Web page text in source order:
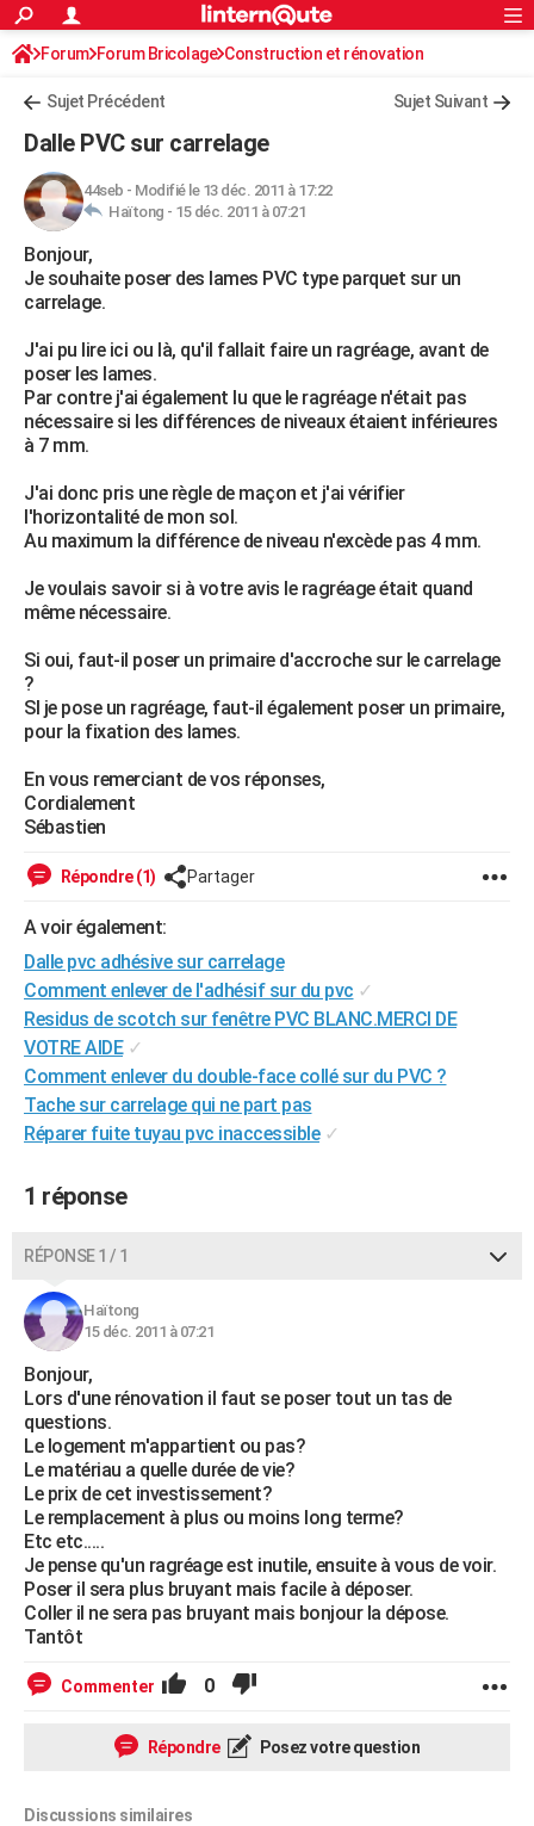
ACTUALITÉS
Politique
Société
Faits Divers
Education
Monde
Villes
+
FINANCE
Retraite
Impôts
Epargne
Immobilier
Risques naturels par ville
Banque
Assurance
Crédit
AUTO
Essais
Réserver un essai
Citadines
Berlines
SUV
Forum auto
+HIGH-TECH
Mobiles
Meilleur smartphone
Internet
Ordinateurs
Jeux vidéo
Guide high-tech
+
Forum
Aménagement intérieur
Extérieur
Cuisine
Salle de bains
Jardinage
Rangement
WEEK-END
Guides de France
Escapades
Patrimoine
Expositions
Musées
Week-end nature
LIFESTYLE
Alimentation
Guide de la santé
Maladies
Médicaments
Sommeil
VOYAGE
GUIDES D'ACHAT
BONS PLANS
CARTE DE VOEUX
Dictionnaire
Biographies
Citations
Expressions
Proverbes
PROGRAMME TV
Bricolage
Lifestyle
Culture
Sport
Auto
Television
Voyage
Cinema
Rechercher
S'inscrire
Connexion
Forum Forum Bricolage Construction et rénovation
Sujet Précédent Sujet Suivant
Dalle PVC sur carrelage
44seb - Modifié le 13 déc. 2011 à 17:22
Haïtong - 15 déc. 2011 à 07:21
Bonjour,
Je souhaite poser des lames PVC type parquet sur un
carrelage.
J'ai pu lire ici ou là, qu'il fallait faire un ragréage, avant de
poser les lames.
Par contre j'ai également lu que le ragréage n'était pas
nécessaire si les différences de niveaux étaient inférieures
à 7 mm.
J'ai donc pris une règle de maçon et j'ai vérifier
l'horizontalité de mon sol.
Au maximum la différence de niveau n'excède pas 4 mm.
Je voulais savoir si à votre avis le ragréage était quand
même nécessaire.
Si oui, faut-il poser un primaire d'accroche sur le carrelage
?
SI je pose un ragréage, faut-il également poser un primaire,
pour la fixation des lames.
En vous remerciant de vos réponses,
Cordialement
Sébastien
Répondre (1) Partager
A voir également:
Dalle pvc adhésive sur carrelage
Comment enlever de l'adhésif sur du pvc ✓
Residus de scotch sur fenêtre PVC BLANC.MERCI DE
VOTRE AIDE ✓
Comment enlever du double-face collé sur du PVC ?
Tache sur carrelage qui ne part pas
Réparer fuite tuyau pvc inaccessible ✓
1 réponse
RÉPONSE 1 / 1
Haïtong
15 déc. 2011 à 07:21
Bonjour,
Lors d'une rénovation il faut se poser tout un tas de
questions.
Le logement m'appartient ou pas?
Le matériau a quelle durée de vie?
Le prix de cet investissement?
Le remplacement à plus ou moins long terme?
Etc etc.....
Je pense qu'un ragréage est inutile, ensuite à vous de voir.
Poser il sera plus bruyant mais facile à déposer.
Coller il ne sera pas bruyant mais bonjour la dépose.
Tantôt
Commenter 0
Répondre Posez votre question
Discussions similaires